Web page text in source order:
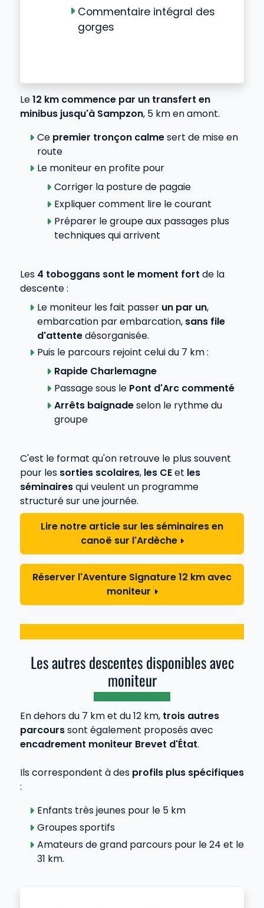
Commentaire intégral des
gorges
Le12 km commence par un transfert en
minibus jusqu'à Sampzon, 5 km en amont.
Ce premier tronçon calmesert de mise en
route
Le moniteur en profite pour
Corriger la posture de pagaie
Expliquer comment lire le courant
Préparer le groupe aux passages plus
techniques qui arrivent
Les 4 toboggans sont le moment fort de la
descente :
Le moniteur les fait passerun par un,
embarcation par embarcation, sans file
d'attentedésorganisée.
Puis le parcours rejoint celui du 7 km :
Rapide Charlemagne
Passage sous le Pont d'Arc commenté
Arrêts baignadeselon le rythme du
groupe
C'est le format qu'on retrouve le plus souvent
pour les sorties scolaires, les CEet les
séminairesqui veulent un programme
structuré sur une journée.
Lire notre article sur les séminaires en
canoë sur l'Ardèche
Réserver l'Aventure Signature 12 km avec
moniteur
Les autres descentes disponibles avec
moniteur
En dehors du 7 km et du 12 km, trois autres
parcourssont également proposés avec
encadrement moniteur Brevet d'État.
Ils correspondent à des profils plus spécifiques
:
Enfants très jeunes pour le 5 km
Groupes sportifs
Amateurs de grand parcours pour le 24 et le
31 km.